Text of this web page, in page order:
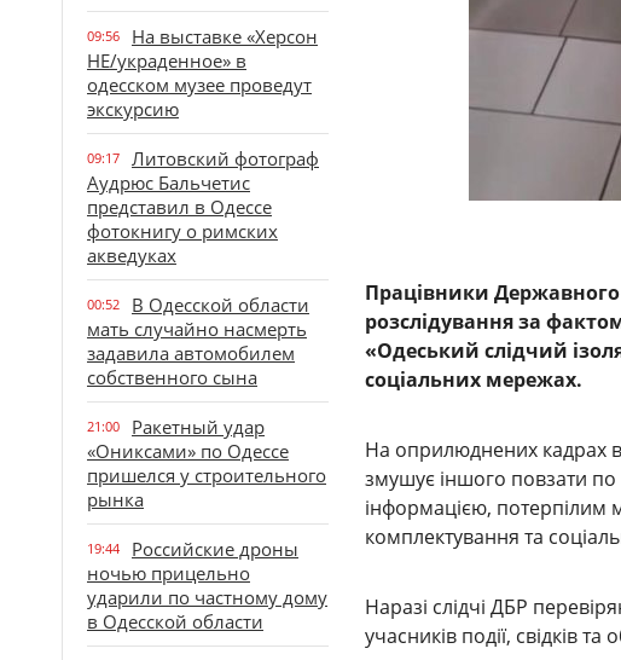
09:56
На выставке «Херсон
НЕ/украденное» в
одесском музее проведут
экскурсию
09:17
Литовский фотограф
Аудрюс Бальчетис
представил в Одессе
фотокнигу о римских
акведуках
00:52
В Одесской области
мать случайно насмерть
задавила автомобилем
собственного сына
21:00
Ракетный удар
«Ониксами» по Одессе
пришелся у строительного
рынка
19:44
Российские дроны
ночью прицельно
ударили по частному дому
в Одесской области
Працівники
розслідування за
«Одеський слідчий
соціальних мережах.
На оприлюднених кадрах
змушує іншого повзати
інформацією, потерпілим
комплектування та
Наразі слідчі ДБР
учасників події, свідків